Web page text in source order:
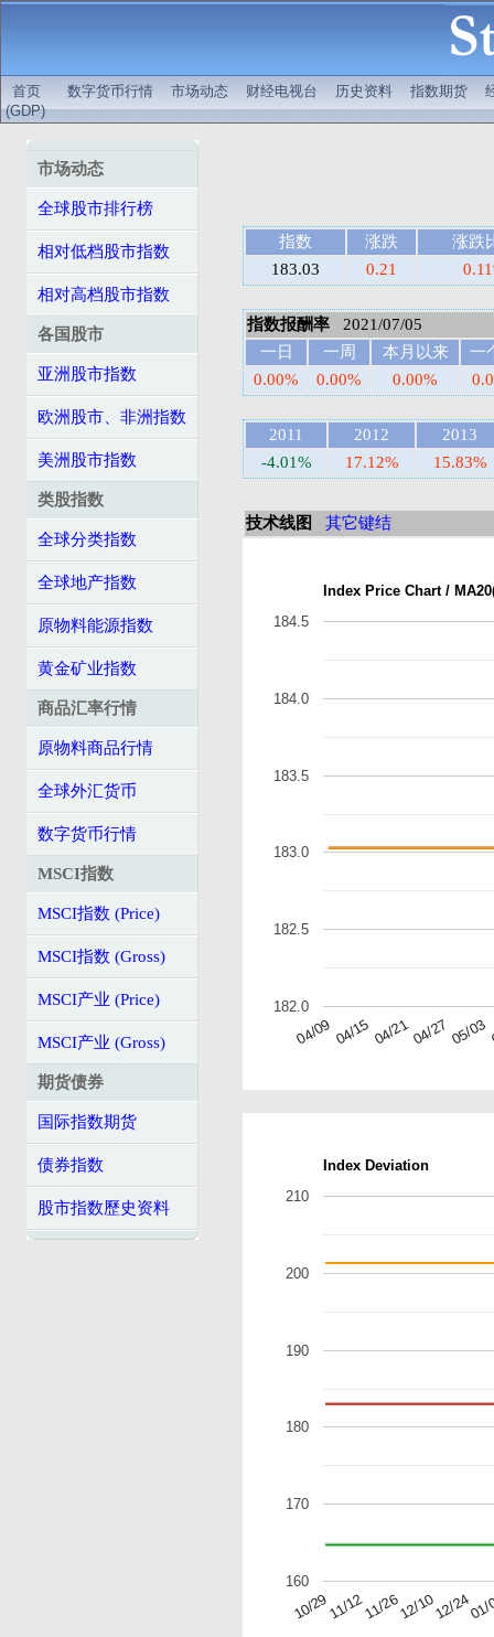
首页 数字货币行情 市场动态 财经电视台 历史资料 指数期货
(GDP)
市场动态
全球股市排行榜
相对低档股市指数
相对高档股市指数
各国股市
亚洲股市指数
欧洲股市、非洲指数
美洲股市指数
类股指数
全球分类指数
全球地产指数
原物料能源指数
黄金矿业指数
商品汇率行情
原物料商品行情
全球外汇货币
数字货币行情
MSCI指数
MSCI指数 (Price)
MSCI指数 (Gross)
MSCI产业 (Price)
MSCI产业 (Gross)
期货债券
国际指数期货
债券指数
股市指数歷史资料
指数 涨跌
涨跌
183.03
0.21
指数报酬率 2021/07/05
一日
一周 本月以来
一
0.00%
0.00% 0.00%
2011 2012
2013
-4.01%
17.12% 15.83%
技术线图 其它键结
Index Price Chart /
04/09 04/15 04/2104/27 05/03
182.0
182.5
183.0
183.5
184.0
184.5
Index Deviation
10/2911/1211/2612/1012/24
160
170
180
190
200
210